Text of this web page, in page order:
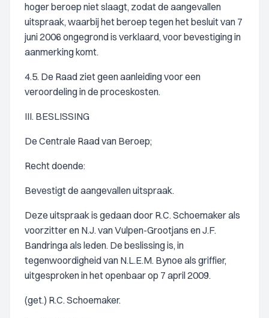
hoger beroep niet slaagt, zodat de aangevallen
uitspraak, waarbij het beroep tegen het besluit van 7
juni 2006 ongegrond is verklaard, voor bevestiging in
aanmerking komt.
4.5. De Raad ziet geen aanleiding voor een
veroordeling in de proceskosten.
III. BESLISSING
De Centrale Raad van Beroep;
Recht doende:
Bevestigt de aangevallen uitspraak.
Deze uitspraak is gedaan door R.C. Schoemaker als
voorzitter en N.J. van Vulpen-Grootjans en J.F.
Bandringa als leden. De beslissing is, in
tegenwoordigheid van N.L.E.M. Bynoe als griffier,
uitgesproken in het openbaar op 7 april 2009.
(get.) R.C. Schoemaker.